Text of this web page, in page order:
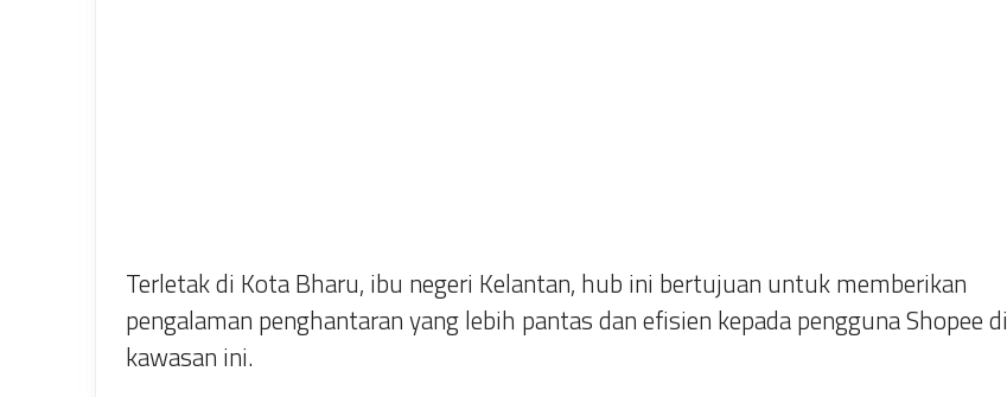
Terletak di Kota Bharu, ibu negeri Kelantan, hub ini bertujuan untuk memberikan
pengalaman penghantaran yang lebih pantas dan efisien kepada pengguna Shopee di
kawasan ini.